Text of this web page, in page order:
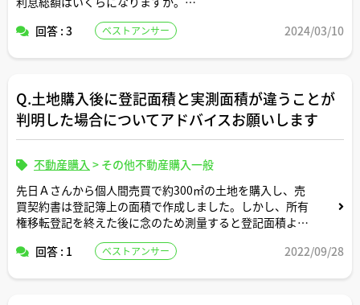
返済条件や金利条件等は適当な形で設定していただいて構
回答 : 3 ベストアンサー 2024/03/10
Q.土地購入後に登記面積と実測面積が違うことが
判明した場合についてアドバイスお願いします
不動産購入 > その他不動産購入一般
先日Ａさんから個人間売買で約300㎡の土地を購入し、売
買契約書は登記簿上の面積で作成しました。しかし、所有
権移転登記を終えた後に念のため測量すると登記面積より
回答 : 1 ベストアンサー 2022/09/28